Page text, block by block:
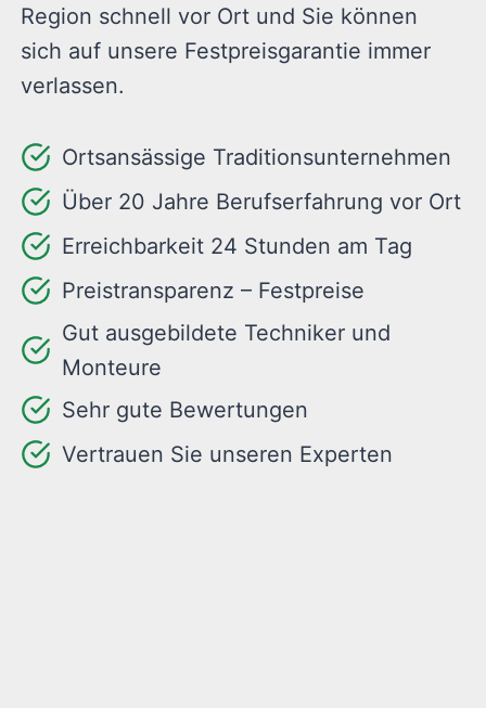
Region schnell vor Ort und Sie können
sich auf unsere Festpreisgarantie immer
verlassen.
Ortsansässige Traditionsunternehmen
Über 20 Jahre Berufserfahrung vor Ort
Erreichbarkeit 24 Stunden am Tag
Preistransparenz – Festpreise
Gut ausgebildete Techniker und
Monteure
Sehr gute Bewertungen
Vertrauen Sie unseren Experten